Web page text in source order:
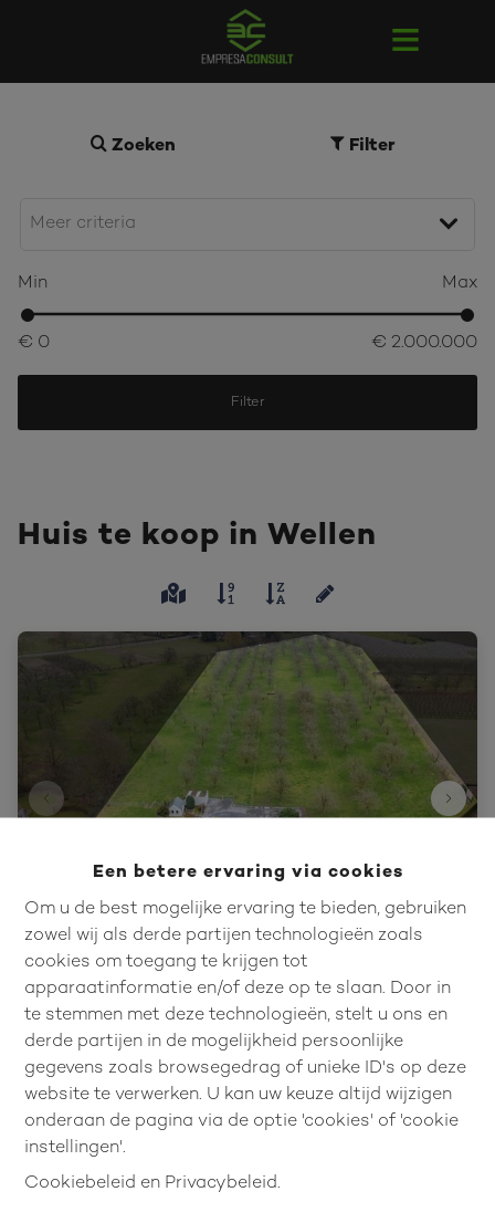
Een betere ervaring via cookies
Om u de best mogelijke ervaring te bieden, gebruiken
zowel wij als derde partijen technologieën zoals
cookies om toegang te krijgen tot
apparaatinformatie en/of deze op te slaan. Door in
te stemmen met deze technologieën, stelt u ons en
derde partijen in de mogelijkheid persoonlijke
gegevens zoals browsegedrag of unieke ID's op deze
website te verwerken. U kan uw keuze altijd wijzigen
onderaan de pagina via de optie 'cookies' of 'cookie
instellingen'.
Cookiebeleid en Privacybeleid.
Zoeken Filter
Min Max
€ 0 € 2.000.000
Filter
Huis te koop in Wellen
Prachtig landhuis op 3ha 79a, ideaal
voor paardenliefhebbers
Hertenstraat 17, 3830 Wellen
€ 1.100.000